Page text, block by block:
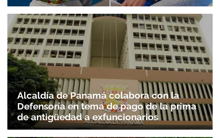
Alcaldía de Panamá colabora con la
Defensoría en tema de pago de la prima
de antigüedad a exfuncionarios